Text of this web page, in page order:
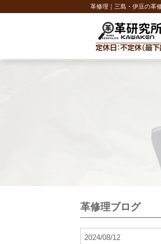
革修理｜三島・伊豆の革
革修理ブログ
2024/08/12